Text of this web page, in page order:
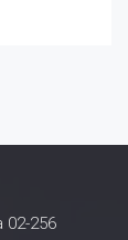
02-256